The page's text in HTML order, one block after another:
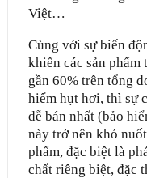
Việt…
Cùng với sự biến
khiến các sản
gần 60% trên tổng
hiểm hụt hơi, thì sự
dễ bán nhất (bảo
này trở nên khó
phẩm, đặc biệt là
chất riêng biệt, đặc